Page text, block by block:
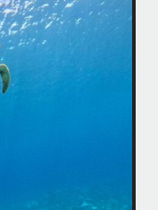
ちり見れました
た！
う
点に、中部発着の国立公
ング・#スノーケリング
ップです
です